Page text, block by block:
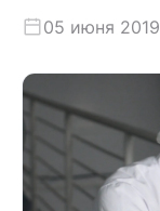
05 июня 2019